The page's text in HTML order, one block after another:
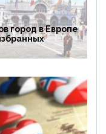
город в Европе